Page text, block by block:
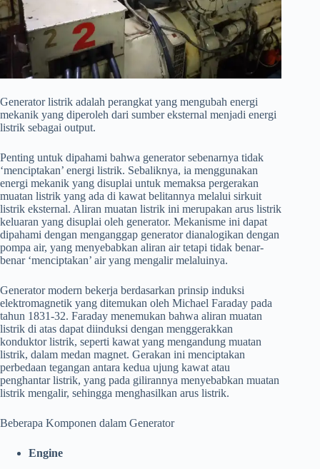
Generator listrik adalah perangkat yang mengubah energi
mekanik yang diperoleh dari sumber eksternal menjadi energi
listrik sebagai output.
Penting untuk dipahami bahwa generator sebenarnya tidak
‘menciptakan’ energi listrik. Sebaliknya, ia menggunakan
energi mekanik yang disuplai untuk memaksa pergerakan
muatan listrik yang ada di kawat belitannya melalui sirkuit
listrik eksternal. Aliran muatan listrik ini merupakan arus listrik
keluaran yang disuplai oleh generator. Mekanisme ini dapat
dipahami dengan menganggap generator dianalogikan dengan
pompa air, yang menyebabkan aliran air tetapi tidak benar-
benar ‘menciptakan’ air yang mengalir melaluinya.
Generator modern bekerja berdasarkan prinsip induksi
elektromagnetik yang ditemukan oleh Michael Faraday pada
tahun 1831-32. Faraday menemukan bahwa aliran muatan
listrik di atas dapat diinduksi dengan menggerakkan
konduktor listrik, seperti kawat yang mengandung muatan
listrik, dalam medan magnet. Gerakan ini menciptakan
perbedaan tegangan antara kedua ujung kawat atau
penghantar listrik, yang pada gilirannya menyebabkan muatan
listrik mengalir, sehingga menghasilkan arus listrik.
Beberapa Komponen dalam Generator
Engine